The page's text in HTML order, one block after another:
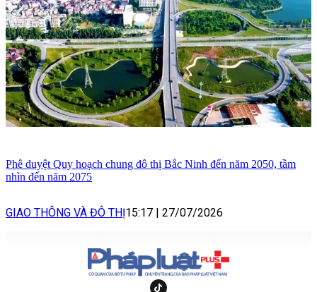
Phê duyệt Quy hoạch chung đô thị Bắc Ninh đến năm 2050, tầm
nhìn đến năm 2075
GIAO THÔNG VÀ ĐÔ THỊ15:17 | 27/07/2026